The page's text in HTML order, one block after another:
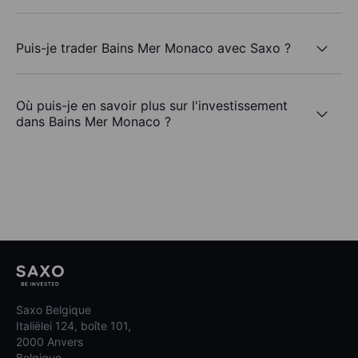
Puis-je trader Bains Mer Monaco avec Saxo ?
Où puis-je en savoir plus sur l'investissement
dans Bains Mer Monaco ?
Saxo Belgique
Italiëlei 124, boîte 101,
2000 Anvers